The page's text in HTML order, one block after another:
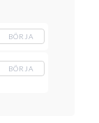
BÖRJA
BÖRJA